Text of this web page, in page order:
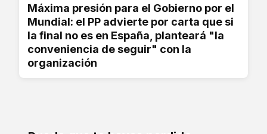
Máxima presión para el Gobierno por el
Mundial: el PP advierte por carta que si
la final no es en España, planteará "la
conveniencia de seguir" con la
organización